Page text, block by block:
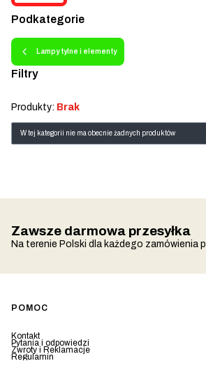
Podkategorie
Lampy tylne i elementy
Filtry
Koniec filtrów
Produkty: Brak
Lista produktów
W tej kategorii nie ma obecnie żadnych produktów
Zawsze darmowa przesyłka
Na terenie Polski dla każdego zamówienia
Linki w stopce
POMOC
Kontakt
Pytania i odpowiedzi
Zwroty i Reklamacje
Regulamin